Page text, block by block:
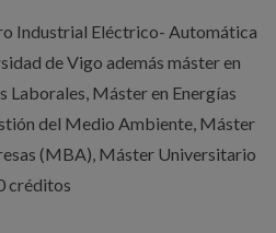
Industrial Eléctrico- Automática
de Vigo además máster en
Laborales, Máster en Energías
del Medio Ambiente, Máster
(MBA), Máster Universitario
créditos